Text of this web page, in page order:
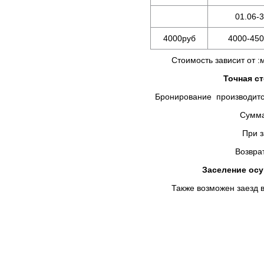
01.06-
4000руб 4000-
Стоимость зависит от
Точная
Бронирование
Сумма предоплаты
При заселении Вы
Возврат брони не
Заселение
Также возможен заезд в